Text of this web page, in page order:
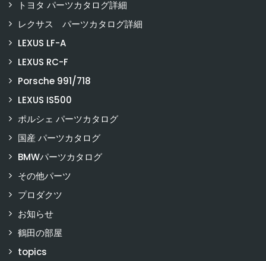
トヨタ パーツカタログ詳細
レクサス パーツカタログ詳細
LEXUS LF-A
LEXUS RC-F
Porsche 991/718
LEXUS IS500
ポルシェ パーツカタログ
国産 パーツカタログ
BMWパーツカタログ
その他パーツ
プロダクツ
お知らせ
鶴田の部屋
topics